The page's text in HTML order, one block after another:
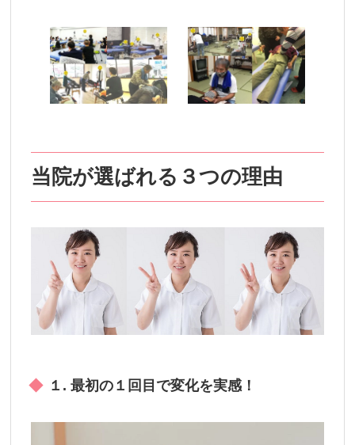
当院が選ばれる３つの理由
１. 最初の１回目で変化を実感！